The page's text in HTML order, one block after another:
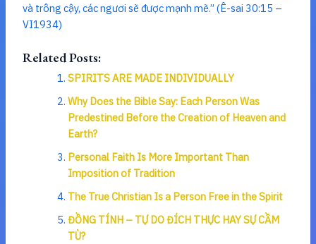
và trông cậy, các ngươi sẽ được mạnh mẽ.” (Ê-sai 30:15 –
VI1934)
Related Posts:
SPIRITS ARE MADE INDIVIDUALLY
Why Does the Bible Say: Each Person Was
Predestined Before the Creation of Heaven and
Earth?
Personal Faith Is More Important Than
Imposition of Tradition
The True Christian Is a Person Free in the Spirit
ĐỒNG TÍNH – TỰ DO ĐÍCH THỰC HAY SỰ CẦM
TÙ?